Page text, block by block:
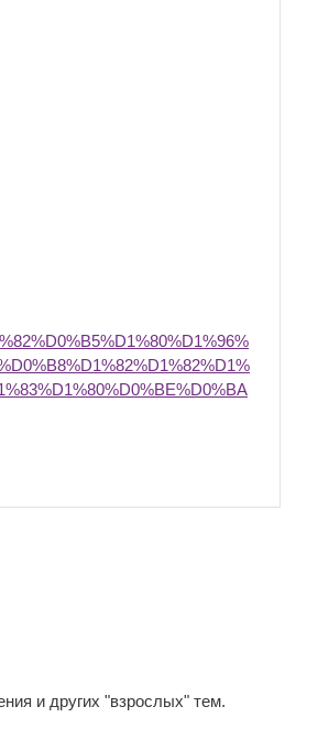
и других "взрослых" тем.